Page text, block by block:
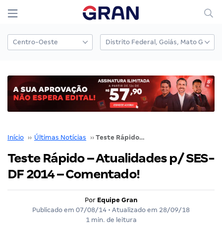
Início ›› Últimas Notícias ›› Teste Rápido – Atualidades p/ SES-DF 2014 – Comentado!
Teste Rápido – Atualidades p/ SES-
DF 2014 – Comentado!
Por Equipe Gran
Publicado em 07/08/14 • Atualizado em 28/09/18
1 min. de leitura